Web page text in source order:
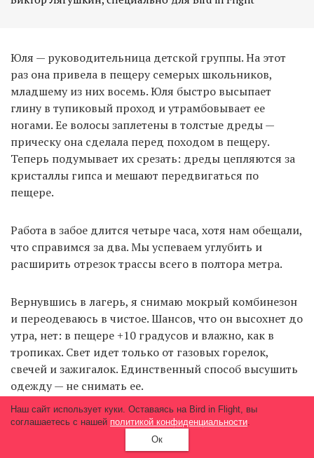
Юля — руководительница детской группы. На этот
раз она привела в пещеру семерых школьников,
младшему из них восемь. Юля быстро высыпает
глину в тупиковый проход и утрамбовывает ее
ногами. Ее волосы заплетены в толстые дреды —
прическу она сделала перед походом в пещеру.
Теперь подумывает их срезать: дреды цепляются за
кристаллы гипса и мешают передвигаться по
пещере.
Работа в забое длится четыре часа, хотя нам обещали,
что справимся за два. Мы успеваем углубить и
расширить отрезок трассы всего в полтора метра.
Вернувшись в лагерь, я снимаю мокрый комбинезон
и переодеваюсь в чистое. Шансов, что он высохнет до
утра, нет: в пещере +10 градусов и влажно, как в
тропиках. Свет идет только от газовых горелок,
свечей и зажигалок. Единственный способ высушить
одежду — не снимать ее.
Я ужинаю в мокром комбинезоне. После засыпаю.
Наш сайт использует куки. Оставаясь на Bird in Flight, вы
соглашаетесь с нашей политикой конфиденциальности.
Ок